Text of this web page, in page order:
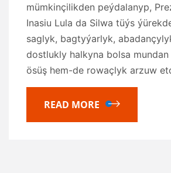
mümkinçilikden peýdalanyp,
Inasiu Lula da Silwa tüýs
saglyk, bagtyýarlyk,
dostlukly halkyna bolsa
ösüş hem-de rowaçlyk arzuw
READ MORE